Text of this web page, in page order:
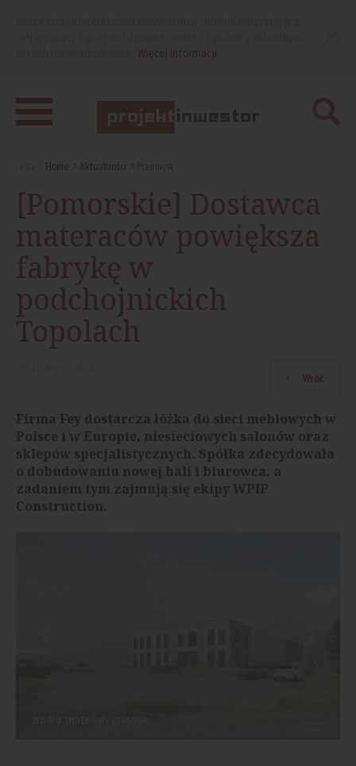
Home Aktualności Przemysł
[Pomorskie] Dostawca
materaców powiększa
fabrykę w
podchojnickich
Topolach
Wróć
Firma Fey dostarcza łóżka do sieci meblowych w
Polsce i w Europie, niesieciowych salonów oraz
sklepów specjalistycznych. Spółka zdecydowała
o dobudowaniu nowej hali i biurowca, a
zadaniem tym zajmują się ekipy WPIP
Construction.